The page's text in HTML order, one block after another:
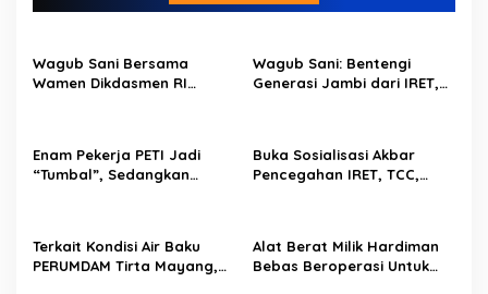
i
p
s
Wagub Sani Bersama
Wamen Dikdasmen RI
Pendidikan di Jambi
Wagub Sani: Bentengi
Generasi Jambi dari IRET,
Enam Pekerja PETI Jadi
“Tumbal”, Sedangkan
Buka Sosialisasi Akbar
Pencegahan IRET, TCC,
anak-anakku bisa jaga diri,
60% masa depan sudah
Terkait Kondisi Air Baku
PERUMDAM Tirta Mayang,
Alat Berat Milik Hardiman
Bebas Beroperasi Untuk